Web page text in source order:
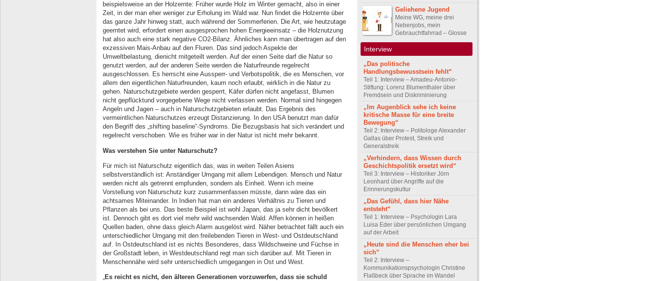
beispielsweise an der Holzernte: Früher wurde Holz im Winter gemacht, also in einer
Zeit, in der man eher weniger zur Erholung im Wald war. Nun findet die Holzernte über
das ganze Jahr hinweg statt, auch während der Sommerferien. Die Art, wie heutzutage
geerntet wird, erfordert einen ausgesprochen hohen Energieeinsatz – die Holznutzung
hat also auch eine stark negative CO2-Bilanz. Ähnliches kann man übertragen auf den
exzessiven Mais-Anbau auf den Fluren. Das sind jedoch Aspekte der
Umweltbelastung, dienicht mitgeteilt werden. Auf der einen Seite darf die Natur so
genutzt werden, auf der anderen Seite werden die Naturfreunde regelrecht
ausgeschlossen. Es herrscht eine Aussperr- und Verbotspolitik, die es Menschen, vor
allem den eigentlichen Naturfreunden, kaum noch erlaubt, wirklich in die Natur zu
gehen. Naturschutzgebiete werden gesperrt, Käfer dürfen nicht angefasst, Blumen
nicht gepflücktund vorgegebene Wege nicht verlassen werden. Normal sind hingegen
Angeln und Jagen – auch in Naturschutzgebieten erlaubt. Das Ergebnis des
vermeintlichen Naturschutzes erzeugt Distanzierung. In den USA benutzt man dafür
den Begriff des „shifting baseline“-Syndroms. Die Bezugsbasis hat sich verändert und
regelrecht verschoben. Wie es früher war in der Natur ist nicht mehr bekannt.
Was verstehen Sie unter Naturschutz?
Für mich ist Naturschutz eigentlich das, was in weiten Teilen Asiens
selbstverständlich ist: Anständiger Umgang mit allem Lebendigen. Mensch und Natur
werden nicht als getrennt empfunden, sondern als Einheit. Wenn ich meine
Vorstellung von Naturschutz kurz zusammenfassen müsste, dann wäre das ein
achtsames Miteinander. In Indien hat man ein anderes Verhältnis zu Tieren und
Pflanzen als bei uns. Das beste Beispiel ist wohl Japan, das ja sehr dicht bevölkert
ist. Dennoch gibt es dort viel mehr wild wachsenden Wald. Affen können in heißen
Quellen baden, ohne dass gleich Alarm ausgelöst wird. Näher betrachtet fällt auch ein
unterschiedlicher Umgang mit den freilebenden Tieren in West- und Ostdeutschland
auf. In Ostdeutschland ist es nichts Besonderes, dass Wildschweine und Füchse in
der Großstadt leben, in Westdeutschland regt man sich darüber auf. Mit Tieren in
Menschennähe wird sehr unterschiedlich umgegangen in Ost und West.
Es reicht es nicht, den älteren Generationen vorzuwerfen, dass sie schuld
Geliehene Jugend
Meine WG, meine drei
Nebenjobs, mein
Gebrauchtfahrrad – Glosse
Interview
„Das politische
Handlungsbewusstsein fehlt“
Teil 1: Interview – Amadeu-Antonio-
Stiftung: Lorenz Blumenthaler über
Fremdsein und Diskriminierung
„Im Augenblick sehe ich keine
kritische Masse für eine breite
Bewegung“
Teil 2: Interview – Politologe Alexander
Gallas über Protest, Streik und
Generalstreik
„Verhindern, dass Wissen durch
Geschichtspolitik ersetzt wird“
Teil 3: Interview – Historiker Jörn
Leonhard über Angriffe auf die
Erinnerungskultur
„Das Gefühl, dass hier Nähe
entsteht“
Teil 1: Interview – Psychologin Lara
Luisa Eder über persönlichen Umgang
auf der Arbeit
„Heute sind die Menschen eher bei
sich“
Teil 2: Interview –
Kommunikationspsychologin Christine
Flaßbeck über Sprache im Wandel